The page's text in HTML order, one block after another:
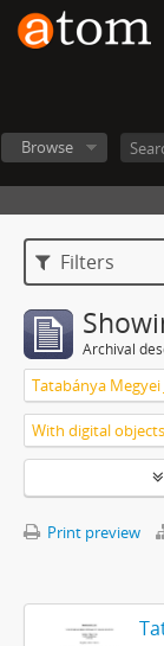
Browse
Filters
Archival
Tatabánya
With digital objects
Print preview